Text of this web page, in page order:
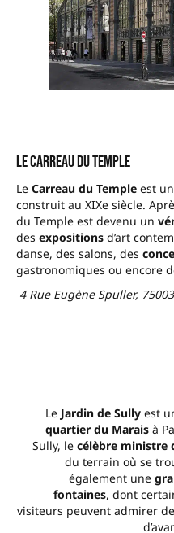
Le Carreau du Temple
Le Carreau du Temple est un
construit au XIXe siècle.
du Temple est devenu un
des expositions d’art
danse, des salons, des
gastronomiques ou encore
4 Rue Eugène Spuller,
Le Jardin de Sully est
quartier du Marais à
Sully, le célèbre ministre
du terrain où se
également une
fontaines, dont
visiteurs peuvent admirer